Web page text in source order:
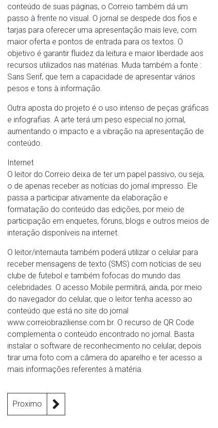
conteúdo de suas páginas, o Correio também dá um
passo à frente no visual. O jornal se despede dos fios e
tarjas para oferecer uma apresentação mais leve, com
maior oferta e pontos de entrada para os textos. O
objetivo é garantir fluidez da leitura e maior liberdade aos
recursos utilizados nas matérias. Muda também a fonte :
Sans Serif, que tem a capacidade de apresentar vários
pesos e tons à informação.
Outra aposta do projeto é o uso intenso de peças gráficas
e infografias. A arte terá um peso especial no jornal,
aumentando o impacto e a vibração na apresentação de
conteúdo.
Internet
O leitor do Correio deixa de ter um papel passivo, ou seja,
o de apenas receber as notícias do jornal impresso. Ele
passa a participar ativamente da elaboração e
formatação do conteúdo das edições, por meio de
participação em enquetes, fóruns, blogs e outros meios de
interação disponíveis na internet.
O leitor/internauta também poderá utilizar o celular para
receber mensagens de texto (SMS) com notícias de seu
clube de futebol e também fofocas do mundo das
celebridades. O acesso Mobile permitirá, ainda, por meio
do navegador do celular, que o leitor tenha acesso ao
conteúdo que está no site do jornal
www.correiobraziliense.com.br. O recurso de QR Code
complementa o conteúdo encontrado no jornal. Basta
instalar o software de reconhecimento no celular, depois
tirar uma foto com a câmera do aparelho e ter acesso a
mais informações referentes à matéria.
Proximo